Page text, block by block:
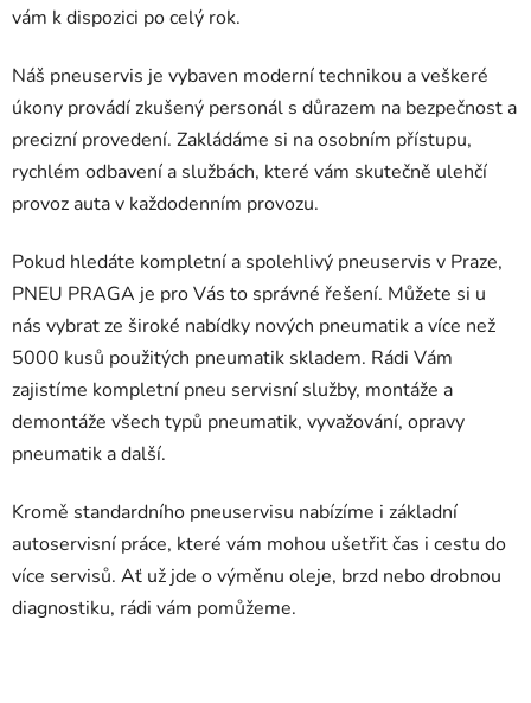
vám k dispozici po celý rok.
Náš pneuservis je vybaven moderní technikou a veškeré
úkony provádí zkušený personál s důrazem na bezpečnost a
precizní provedení. Zakládáme si na osobním přístupu,
rychlém odbavení a službách, které vám skutečně ulehčí
provoz auta v každodenním provozu.
Pokud hledáte kompletní a spolehlivý pneuservis v Praze,
PNEU PRAGA je pro Vás to správné řešení. Můžete si u
nás vybrat ze široké nabídky nových pneumatik a více než
5000 kusů použitých pneumatik skladem. Rádi Vám
zajistíme kompletní pneu servisní služby, montáže a
demontáže všech typů pneumatik, vyvažování, opravy
pneumatik a další.
Kromě standardního pneuservisu nabízíme i základní
autoservisní práce, které vám mohou ušetřit čas i cestu do
více servisů. Ať už jde o výměnu oleje, brzd nebo drobnou
diagnostiku, rádi vám pomůžeme.